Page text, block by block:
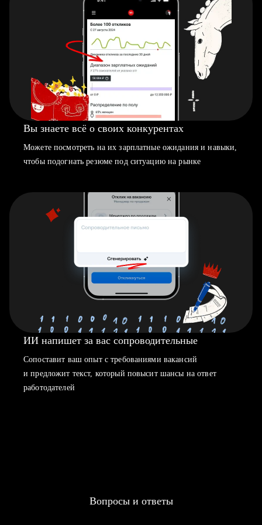
Вы знаете всё о своих конкурентах
Можете посмотреть на их зарплатные ожидания и навыки,
чтобы подогнать резюме под ситуацию на рынке
ИИ напишет за вас сопроводительные
Сопоставит ваш опыт с требованиями вакансий
и предложит текст, который повысит шансы на ответ
работодателей
Вопросы и ответы